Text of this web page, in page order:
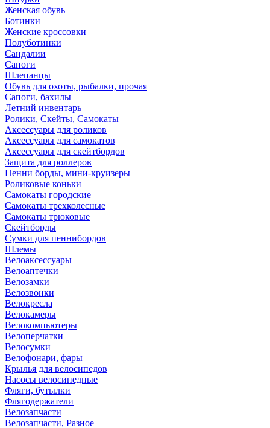
Женская обувь
Ботинки
Женские кроссовки
Полуботинки
Сандалии
Сапоги
Шлепанцы
Обувь для охоты, рыбалки, прочая
Сапоги, бахилы
Летний инвентарь
Ролики, Скейты, Самокаты
Аксессуары для роликов
Аксессуары для самокатов
Аксессуары для скейтбордов
Защита для роллеров
Пенни борды, мини-круизеры
Роликовые коньки
Самокаты городские
Самокаты трехколесные
Самокаты трюковые
Скейтборды
Сумки для пеннибордов
Шлемы
Велоаксессуары
Велоаптечки
Велозамки
Велозвонки
Велокресла
Велокамеры
Велокомпьютеры
Велоперчатки
Велосумки
Велофонари, фары
Крылья для велосипедов
Насосы велосипедные
Фляги, бутылки
Флягодержатели
Велозапчасти
Велозапчасти, Разное